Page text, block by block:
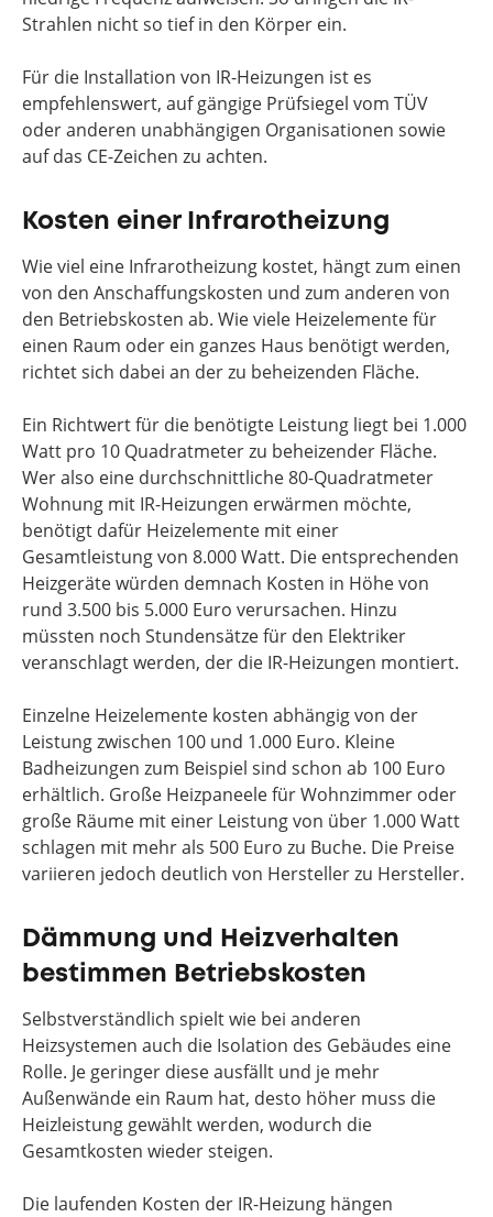
Strahlen nicht so tief in den Körper ein.
Für die Installation von IR-Heizungen ist es
empfehlenswert, auf gängige Prüfsiegel vom TÜV
oder anderen unabhängigen Organisationen sowie
auf das CE-Zeichen zu achten.
Kosten einer Infrarotheizung
Wie viel eine Infrarotheizung kostet, hängt zum einen
von den Anschaffungskosten und zum anderen von
den Betriebskosten ab. Wie viele Heizelemente für
einen Raum oder ein ganzes Haus benötigt werden,
richtet sich dabei an der zu beheizenden Fläche.
Ein Richtwert für die benötigte Leistung liegt bei 1.000
Watt pro 10 Quadratmeter zu beheizender Fläche.
Wer also eine durchschnittliche 80-Quadratmeter
Wohnung mit IR-Heizungen erwärmen möchte,
benötigt dafür Heizelemente mit einer
Gesamtleistung von 8.000 Watt. Die entsprechenden
Heizgeräte würden demnach Kosten in Höhe von
rund 3.500 bis 5.000 Euro verursachen. Hinzu
müssten noch Stundensätze für den Elektriker
veranschlagt werden, der die IR-Heizungen montiert.
Einzelne Heizelemente kosten abhängig von der
Leistung zwischen 100 und 1.000 Euro. Kleine
Badheizungen zum Beispiel sind schon ab 100 Euro
erhältlich. Große Heizpaneele für Wohnzimmer oder
große Räume mit einer Leistung von über 1.000 Watt
schlagen mit mehr als 500 Euro zu Buche. Die Preise
variieren jedoch deutlich von Hersteller zu Hersteller.
Dämmung und Heizverhalten
bestimmen Betriebskosten
Selbstverständlich spielt wie bei anderen
Heizsystemen auch die Isolation des Gebäudes eine
Rolle. Je geringer diese ausfällt und je mehr
Außenwände ein Raum hat, desto höher muss die
Heizleistung gewählt werden, wodurch die
Gesamtkosten wieder steigen.
Die laufenden Kosten der IR-Heizung hängen